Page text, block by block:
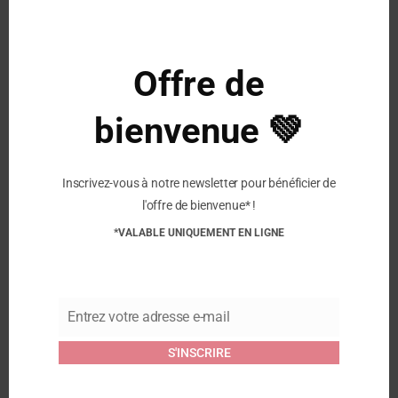
POM D’API – Bottines
9 septembre 2025
POM D’API – Bottines
9 septembre 2025
Article similaire
BOPY – Bottines Jakarta
Offre de
bienvenue 💚
Inscrivez-vous à notre newsletter pour bénéficier de
l'offre de bienvenue* !
*VALABLE UNIQUEMENT EN LIGNE
Email
Entrez votre adresse e-mail
S'INSCRIRE